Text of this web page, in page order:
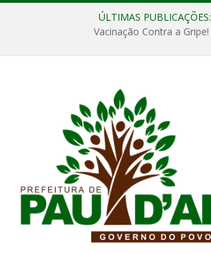
ÚLTIMAS PUBLICAÇÕES:
Vacinação Contra a Gripe!